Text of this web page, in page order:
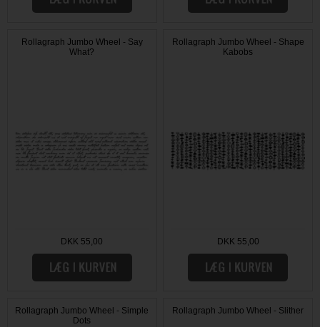
Rollagraph Jumbo Wheel - Say
What?
DKK 55,00
Rollagraph Jumbo Wheel - Shape
Kabobs
DKK 55,00
Rollagraph Jumbo Wheel - Simple
Dots
Rollagraph Jumbo Wheel - Slither